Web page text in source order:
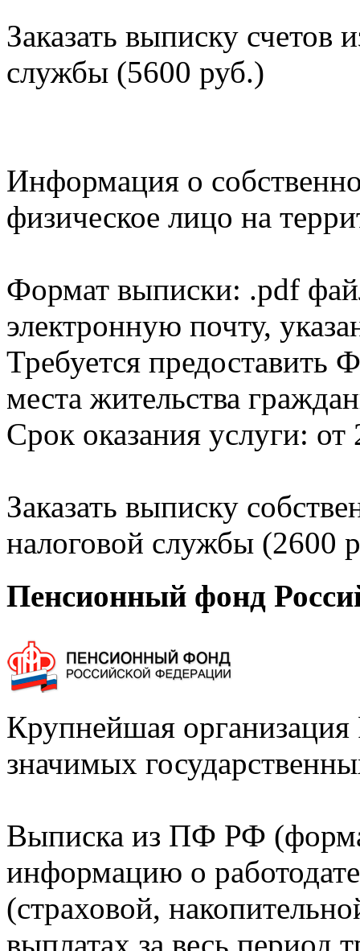
Заказать выписку счетов
службы (5600 руб.)
Информация о
физическое лицо на
Формат выписки: .pdf
электронную почту,
Требуется
места жительства
Срок оказания услуги: от
Заказать выписку
налоговой службы (2600
Пенсионный фонд
Крупнейшая
значимых
Выписка из ПФ РФ
информацию о
(страховой,
выплатах за весь период